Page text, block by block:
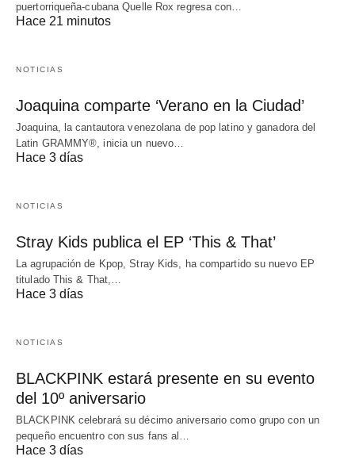
puertorriqueña-cubana Quelle Rox regresa con…
Hace 21 minutos
NOTICIAS
Joaquina comparte ‘Verano en la Ciudad’
Joaquina, la cantautora venezolana de pop latino y ganadora del
Latin GRAMMY®, inicia un nuevo…
Hace 3 días
NOTICIAS
Stray Kids publica el EP ‘This & That’
La agrupación de Kpop, Stray Kids, ha compartido su nuevo EP
titulado This & That,…
Hace 3 días
NOTICIAS
BLACKPINK estará presente en su evento
del 10º aniversario
BLACKPINK celebrará su décimo aniversario como grupo con un
pequeño encuentro con sus fans al…
Hace 3 días